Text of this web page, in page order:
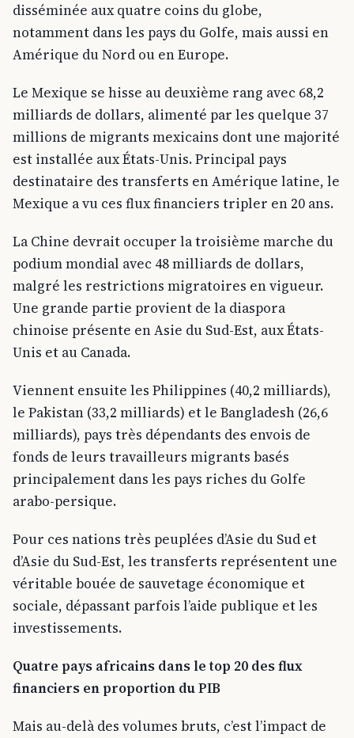
disséminée aux quatre coins du globe,
notamment dans les pays du Golfe, mais aussi en
Amérique du Nord ou en Europe.
Le Mexique se hisse au deuxième rang avec 68,2
milliards de dollars, alimenté par les quelque 37
millions de migrants mexicains dont une majorité
est installée aux États-Unis. Principal pays
destinataire des transferts en Amérique latine, le
Mexique a vu ces flux financiers tripler en 20 ans.
La Chine devrait occuper la troisième marche du
podium mondial avec 48 milliards de dollars,
malgré les restrictions migratoires en vigueur.
Une grande partie provient de la diaspora
chinoise présente en Asie du Sud-Est, aux États-
Unis et au Canada.
Viennent ensuite les Philippines (40,2 milliards),
le Pakistan (33,2 milliards) et le Bangladesh (26,6
milliards), pays très dépendants des envois de
fonds de leurs travailleurs migrants basés
principalement dans les pays riches du Golfe
arabo-persique.
Pour ces nations très peuplées d’Asie du Sud et
d’Asie du Sud-Est, les transferts représentent une
véritable bouée de sauvetage économique et
sociale, dépassant parfois l’aide publique et les
investissements.
Quatre pays africains dans le top 20 des flux
financiers en proportion du PIB
Mais au-delà des volumes bruts, c’est l’impact de